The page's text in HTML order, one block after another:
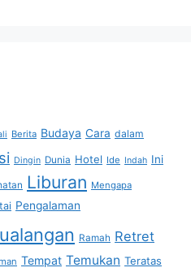
Berita Budaya Cara dalam
Dingin Dunia Hotel Ide Indah Ini
Liburan Mengapa
Pengalaman
Ramah Retret
Tempat Temukan Teratas